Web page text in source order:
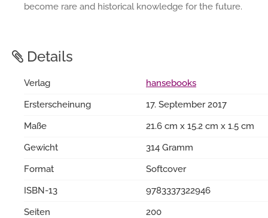
become rare and historical knowledge for the future.
Details
Verlag
hansebooks
Ersterscheinung
17. September 2017
Maße
21.6 cm x 15.2 cm x 1.5 cm
Gewicht
314 Gramm
Format
Softcover
ISBN-13
9783337322946
Seiten
200